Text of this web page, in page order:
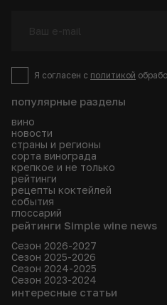
популярные разделы
вино
новости
страны и регионы
сорта винограда
крепкое и не только
рейтинги
рецепты коктейлей
события
глоссарий
рейтинги Simple wine news
Сезон 2026-2027
Сезон 2025-2026
Сезон 2024-2025
Сезон 2023-2024
интересные статьи
Я согласен с политикой